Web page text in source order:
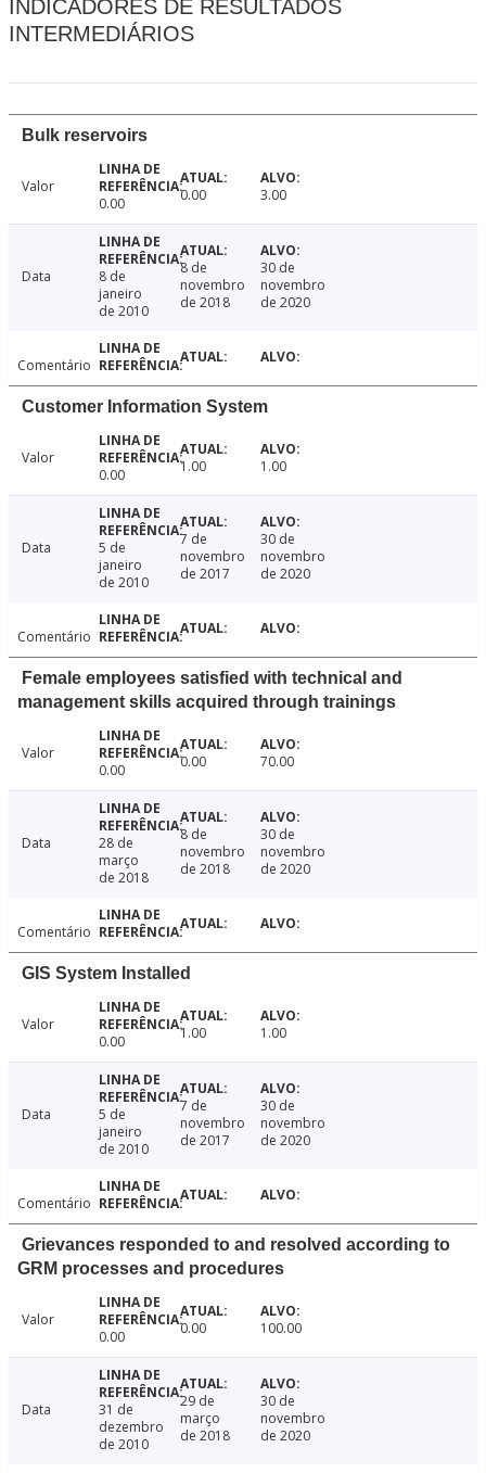
INDICADORES DE RESULTADOS
INTERMEDIÁRIOS
Bulk reservoirs
Valor
0.00
0.00 3.00
Data
8 de
janeiro
de 2010
8 de
novembro
de 2018
30 de
novembro
de 2020
Comentário
Customer Information System
Valor
0.00
1.00 1.00
Data
5 de
janeiro
de 2010
7 de
novembro
de 2017
30 de
novembro
de 2020
Comentário
Female employees satisfied with technical and
management skills acquired through trainings
Valor
0.00
0.00 70.00
Data
28 de
março
de 2018
8 de
novembro
de 2018
30 de
novembro
de 2020
Comentário
GIS System Installed
Valor
0.00
1.00 1.00
Data
5 de
janeiro
de 2010
7 de
novembro
de 2017
30 de
novembro
de 2020
Comentário
Grievances responded to and resolved according to
GRM processes and procedures
Valor
0.00
0.00 100.00
Data
31 de
dezembro
de 2010
29 de
março
de 2018
30 de
novembro
de 2020